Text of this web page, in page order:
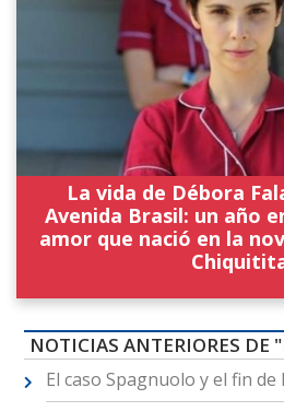
La vida de Débora
Avenida Brasil: un año
amor que nació en la
NOTICIAS ANTERIORES DE
El caso Spagnuolo y el fin